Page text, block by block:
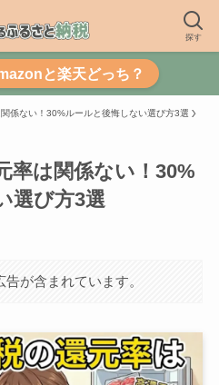
探す
と楽天どっち？
係ない！30%ルールと後悔しない選び方3選
率は関係ない！30%
選び方3選
が含まれています。